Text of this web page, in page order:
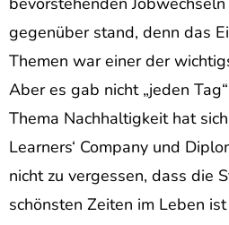
gegenüber stand, denn das
Themen war einer der
Aber es gab nicht „jeden
Thema Nachhaltigkeit hat
Learners‘ Company und
nicht zu vergessen, dass die
schönsten Zeiten im Leben